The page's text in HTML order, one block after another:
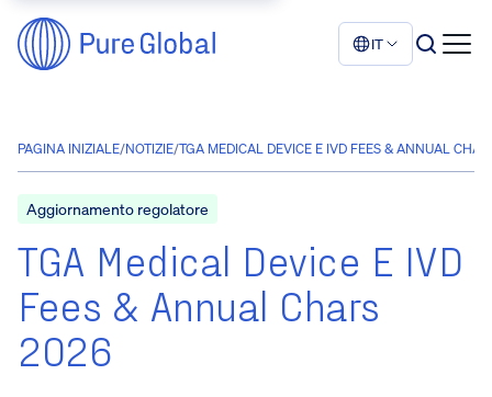
IT
PAGINA INIZIALE/NOTIZIE/TGA MEDICAL DEVICE E IVD FEES & ANNUAL
Aggiornamento regolatore
TGA Medical Device E IVD
Fees & Annual Chars
2026